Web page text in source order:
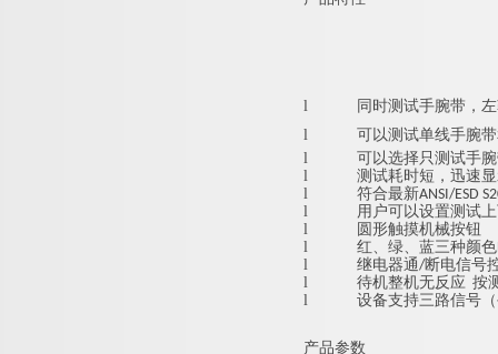
l
同时测试手腕带，
l
可以测试单线手腕
l
可以选择只测试手
l
测试耗时短，迅速
l
符合最新ANSI/ESD
l
用户可以设置测试
l
圆形触摸机械按钮
l
红、绿、蓝三种颜
l
继电器通/断电信号
l
待机整机无反应 按
l
设备支持三路信号
产品参数